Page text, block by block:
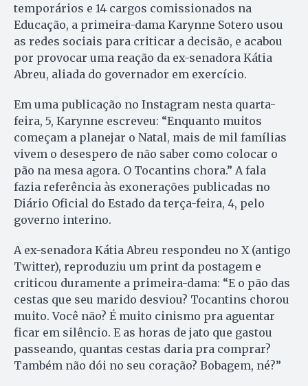
temporários e 14 cargos comissionados na
Educação, a primeira-dama Karynne Sotero usou
as redes sociais para criticar a decisão, e acabou
por provocar uma reação da ex-senadora Kátia
Abreu, aliada do governador em exercício.
Em uma publicação no Instagram nesta quarta-
feira, 5, Karynne escreveu: “Enquanto muitos
começam a planejar o Natal, mais de mil famílias
vivem o desespero de não saber como colocar o
pão na mesa agora. O Tocantins chora.” A fala
fazia referência às exonerações publicadas no
Diário Oficial do Estado da terça-feira, 4, pelo
governo interino.
A ex-senadora Kátia Abreu respondeu no X (antigo
Twitter), reproduziu um print da postagem e
criticou duramente a primeira-dama: “E o pão das
cestas que seu marido desviou? Tocantins chorou
muito. Você não? É muito cinismo pra aguentar
ficar em silêncio. E as horas de jato que gastou
passeando, quantas cestas daria pra comprar?
Também não dói no seu coração? Bobagem, né?”